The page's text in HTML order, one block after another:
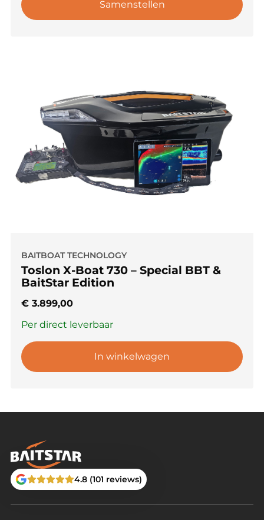
Samenstellen
BAITBOAT TECHNOLOGY
Toslon X-Boat 730 – Special BBT &
BaitStar Edition
€ 3.899,00
Per direct leverbaar
In winkelwagen
4.8 (101 reviews)